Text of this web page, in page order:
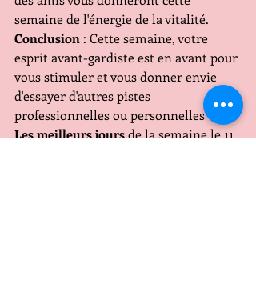
semaine de l'énergie de la vitalité.
Conclusion : Cette semaine, votre
esprit avant-gardiste est en avant pour
vous stimuler et vous donner envie
d'essayer d'autres pistes
professionnelles ou personnelles
Les meilleurs jours de la semaine le 11